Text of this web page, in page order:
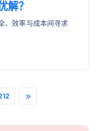
解？
、效率与成本间寻求